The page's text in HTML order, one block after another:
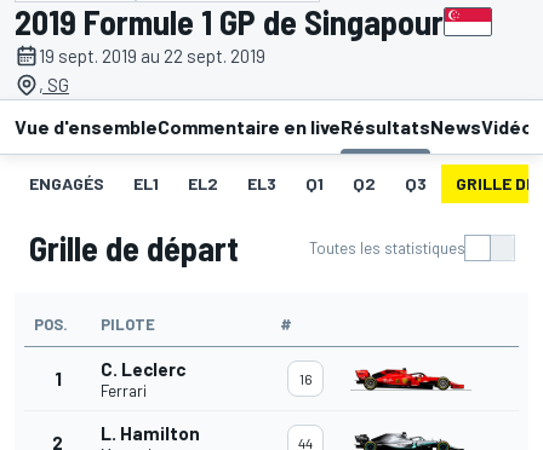
2019 Formule 1 GP de Singapour
19 sept. 2019 au 22 sept. 2019
, SG
Vue d'ensembleCommentaire en liveRésultatsNewsVidéos
ENGAGÉS EL1 EL2 EL3 Q1 Q2 Q3 GRILLE DE
Grille de départ Toutes les statistiques
POS. PILOTE #
1 C. Leclerc
Ferrari
16
2 L. Hamilton 44